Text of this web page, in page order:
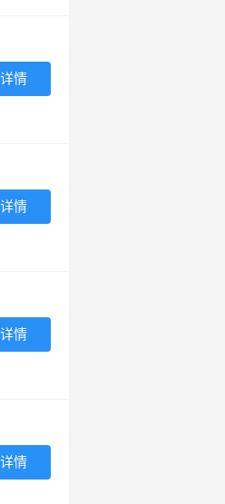
情
情
情
情